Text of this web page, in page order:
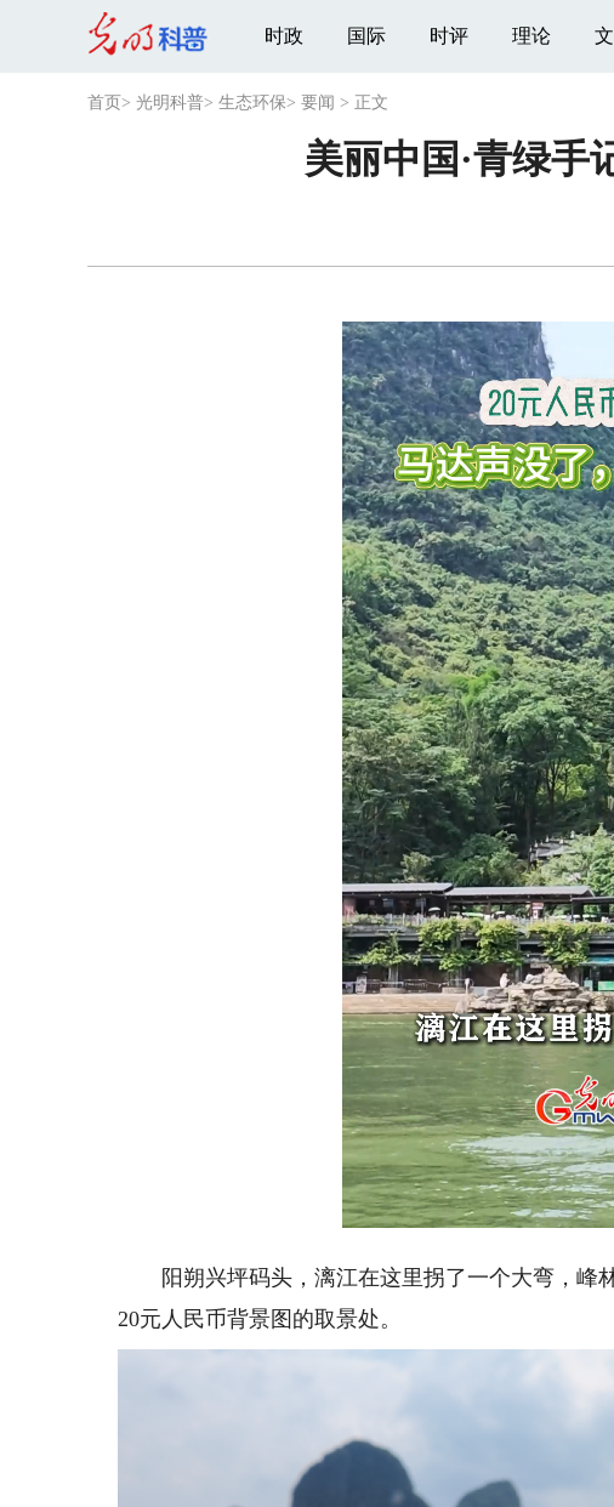
时政 国际 时评 理论
首页 > 光明科普> 生态环保> 要闻 > 正文
美丽中国·青绿手
Unmute Loaded:
15.70%
阳朔兴坪码头，漓江在这里拐了一个大弯，峰
20元人民币背景图的取景处。